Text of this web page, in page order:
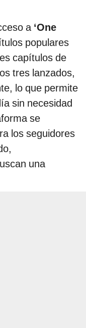
a ‘One
populares
capítulos de
tres lanzados,
lo que permite
sin necesidad
se
los seguidores
una